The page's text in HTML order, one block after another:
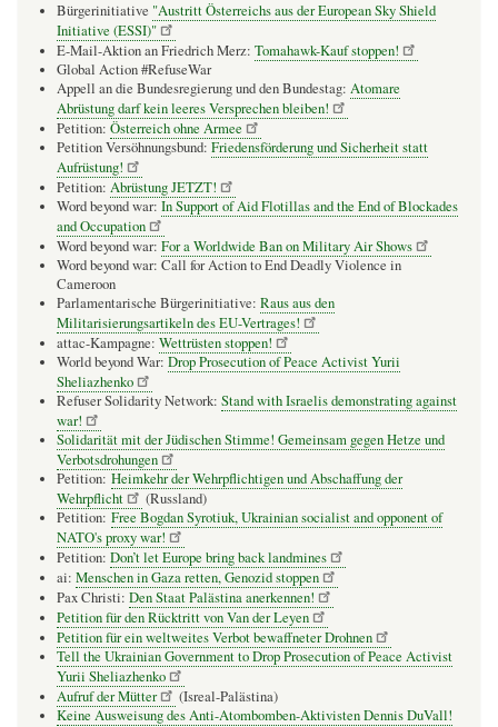
Bürgerinitiative "Austritt Österreichs aus der European Sky Shield
Initiative (ESSI)"
E-Mail-Aktion an Friedrich Merz: Tomahawk-Kauf stoppen!
Global Action #RefuseWar
Appell an die Bundesregierung und den Bundestag: Atomare
Abrüstung darf kein leeres Versprechen bleiben!
Petition: Österreich ohne Armee
Petition Versöhnungsbund: Friedensförderung und Sicherheit statt
Aufrüstung!
Petition: Abrüstung JETZT!
Word beyond war: In Support of Aid Flotillas and the End of Blockades
and Occupation
Word beyond war: For a Worldwide Ban on Military Air Shows
Word beyond war: Call for Action to End Deadly Violence in
Cameroon
Parlamentarische Bürgerinitiative: Raus aus den
Militarisierungsartikeln des EU-Vertrages!
attac-Kampagne: Wettrüsten stoppen!
World beyond War: Drop Prosecution of Peace Activist Yurii
Sheliazhenko
Refuser Solidarity Network: Stand with Israelis demonstrating against
war!
Solidarität mit der Jüdischen Stimme! Gemeinsam gegen Hetze und
Verbotsdrohungen
Petition: Heimkehr der Wehrpflichtigen und Abschaffung der
Wehrpflicht
(Russland)
Petition: Free Bogdan Syrotiuk, Ukrainian socialist and opponent of
NATO's proxy war!
Petition: Don’t let Europe bring back landmines
ai: Menschen in Gaza retten, Genozid stoppen
Pax Christi: Den Staat Palästina anerkennen!
Petition für den Rücktritt von Van der Leyen
Petition für ein weltweites Verbot bewaffneter Drohnen
Tell the Ukrainian Government to Drop Prosecution of Peace Activist
Yurii Sheliazhenko
Aufruf der Mütter
(Isreal-Palästina)
Keine Ausweisung des Anti-Atombomben-Aktivisten Dennis DuVall!